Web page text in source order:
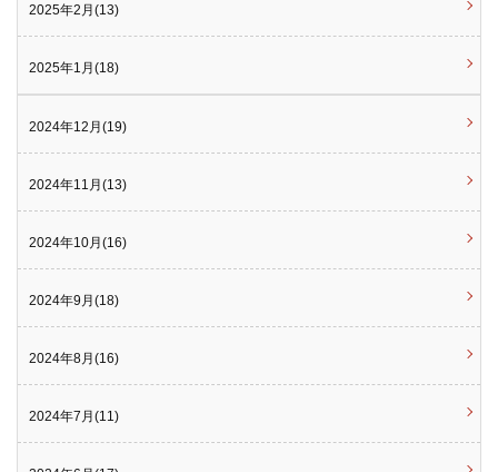
2025年2月(13)
2025年1月(18)
2024年12月(19)
2024年11月(13)
2024年10月(16)
2024年9月(18)
2024年8月(16)
2024年7月(11)